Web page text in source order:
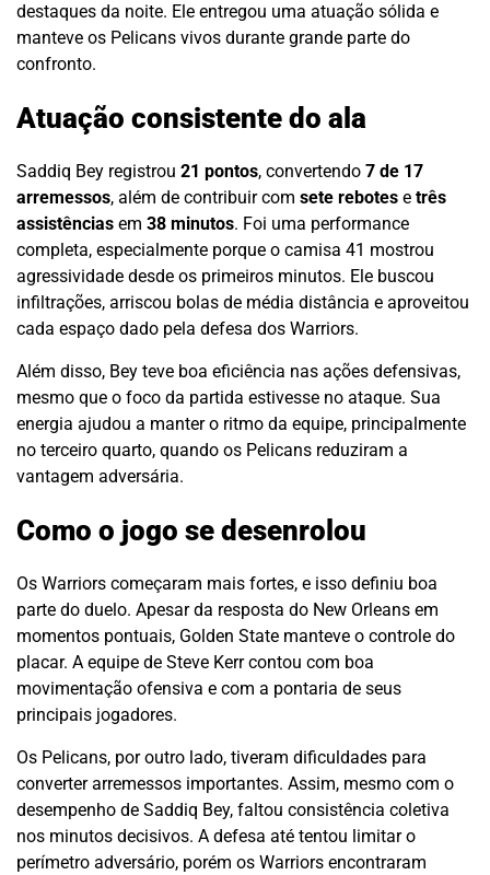
destaques da noite. Ele entregou uma atuação sólida e
manteve os Pelicans vivos durante grande parte do
confronto.
Atuação consistente do ala
Saddiq Bey registrou 21 pontos, convertendo 7 de 17
arremessos, além de contribuir com sete rebotes e três
assistências em 38 minutos. Foi uma performance
completa, especialmente porque o camisa 41 mostrou
agressividade desde os primeiros minutos. Ele buscou
infiltrações, arriscou bolas de média distância e aproveitou
cada espaço dado pela defesa dos Warriors.
Além disso, Bey teve boa eficiência nas ações defensivas,
mesmo que o foco da partida estivesse no ataque. Sua
energia ajudou a manter o ritmo da equipe, principalmente
no terceiro quarto, quando os Pelicans reduziram a
vantagem adversária.
Como o jogo se desenrolou
Os Warriors começaram mais fortes, e isso definiu boa
parte do duelo. Apesar da resposta do New Orleans em
momentos pontuais, Golden State manteve o controle do
placar. A equipe de Steve Kerr contou com boa
movimentação ofensiva e com a pontaria de seus
principais jogadores.
Os Pelicans, por outro lado, tiveram dificuldades para
converter arremessos importantes. Assim, mesmo com o
desempenho de Saddiq Bey, faltou consistência coletiva
nos minutos decisivos. A defesa até tentou limitar o
perímetro adversário, porém os Warriors encontraram